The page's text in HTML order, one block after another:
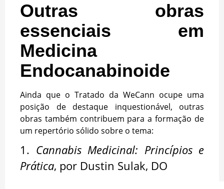
Outras obras
essenciais em
Medicina
Endocanabinoide
Ainda que o Tratado da WeCann ocupe uma
posição de destaque inquestionável, outras
obras também contribuem para a formação de
um repertório sólido sobre o tema:
1. Cannabis Medicinal: Princípios e
Prática, por Dustin Sulak, DO